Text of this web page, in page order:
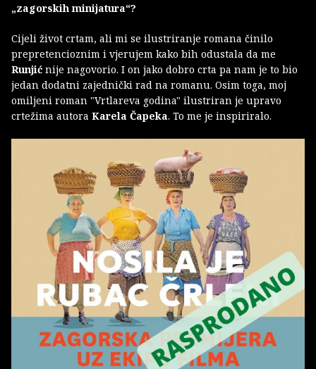
„zagorskih minijatura“?
Cijeli život crtam, ali mi se ilustriranje romana činilo
prepretencioznim i vjerujem kako bih odustala da me
Runjić nije nagovorio. I on jako dobro crta pa nam je to bio
jedan dodatni zajednički rad na romanu. Osim toga, moj
omiljeni roman "Vrtlareva godina" ilustriran je upravo
crtežima autora Karela Čapeka. To me je inspiriralo.